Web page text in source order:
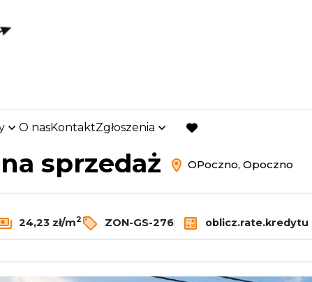
O nasKontaktZgłoszenia
favorite
Działki Sprzedaż OPoczno Opoczno
sprzedaż OPoczno, Opoczno
24,23 zł/m2 ZON-GS-276 oblicz.rate.kredytu